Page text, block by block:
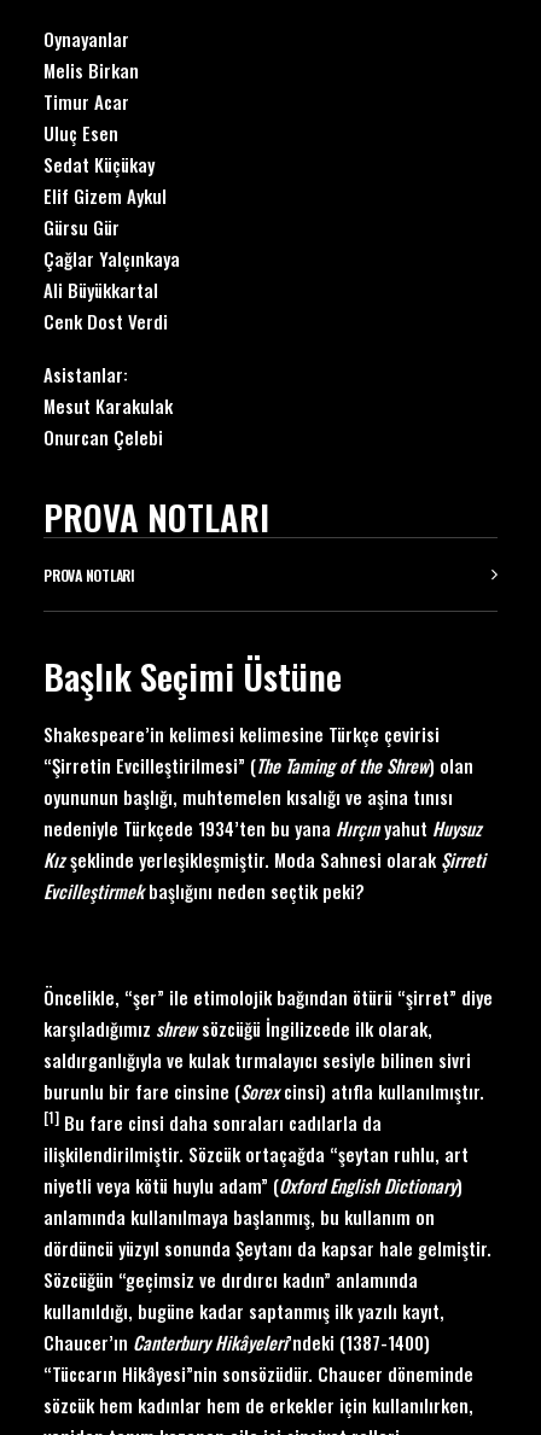
Oynayanlar
Melis Birkan
Timur Acar
Uluç Esen
Sedat Küçükay
Elif Gizem Aykul
Gürsu Gür
Çağlar Yalçınkaya
Ali Büyükkartal
Cenk Dost Verdi
Asistanlar:
Mesut Karakulak
Onurcan Çelebi
PROVA NOTLARI
PROVA NOTLARI
Başlık Seçimi Üstüne
Shakespeare’in kelimesi kelimesine Türkçe çevirisi
“Şirretin Evcilleştirilmesi” (The Taming of the Shrew) olan
oyununun başlığı, muhtemelen kısalığı ve aşina tınısı
nedeniyle Türkçede 1934’ten bu yana Hırçınyahut Huysuz
Kızşeklinde yerleşikleşmiştir. Moda Sahnesi olarak Şirreti
Evcilleştirmekbaşlığını neden seçtik peki?
Öncelikle, “şer” ile etimolojik bağından ötürü “şirret” diye
karşıladığımız shrewsözcüğü İngilizcede ilk olarak,
saldırganlığıyla ve kulak tırmalayıcı sesiyle bilinen sivri
burunlu bir fare cinsine (Sorexcinsi) atıfla kullanılmıştır.
[1] Bu fare cinsi daha sonraları cadılarla da
ilişkilendirilmiştir. Sözcük ortaçağda “şeytan ruhlu, art
niyetli veya kötü huylu adam” (Oxford English Dictionary)
anlamında kullanılmaya başlanmış, bu kullanım on
dördüncü yüzyıl sonunda Şeytanı da kapsar hale gelmiştir.
Sözcüğün “geçimsiz ve dırdırcı kadın” anlamında
kullanıldığı, bugüne kadar saptanmış ilk yazılı kayıt,
Chaucer’ın Canterbury Hikâyeleri’ndeki (1387-1400)
“Tüccarın Hikâyesi”nin sonsözüdür. Chaucer döneminde
sözcük hem kadınlar hem de erkekler için kullanılırken,